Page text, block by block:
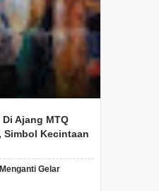
Ajang MTQ
Simbol Kecintaan
Gelar